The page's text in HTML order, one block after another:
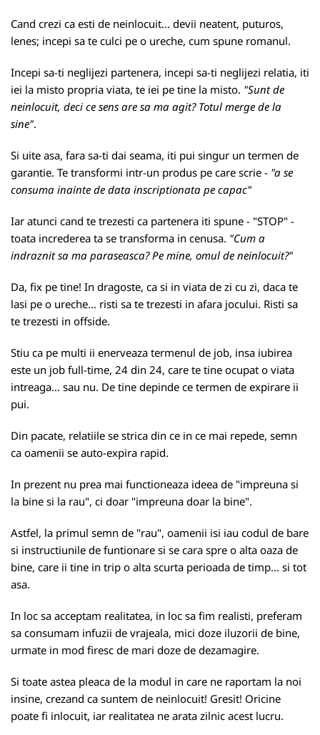
Cand crezi ca esti de neinlocuit... devii neatent, puturos,
lenes; incepi sa te culci pe o ureche, cum spune romanul.
Incepi sa-ti neglijezi partenera, incepi sa-ti neglijezi relatia, iti
iei la misto propria viata, te iei pe tine la misto. "Sunt de
neinlocuit, deci ce sens are sa ma agit? Totul merge de la
sine".
Si uite asa, fara sa-ti dai seama, iti pui singur un termen de
garantie. Te transformi intr-un produs pe care scrie - "a se
consuma inainte de data inscriptionata pe capac"
Iar atunci cand te trezesti ca partenera iti spune - "STOP" -
toata increderea ta se transforma in cenusa. "Cum a
indraznit sa ma paraseasca? Pe mine, omul de neinlocuit?"
Da, fix pe tine! In dragoste, ca si in viata de zi cu zi, daca te
lasi pe o ureche... risti sa te trezesti in afara jocului. Risti sa
te trezesti in offside.
Stiu ca pe multi ii enerveaza termenul de job, insa iubirea
este un job full-time, 24 din 24, care te tine ocupat o viata
intreaga... sau nu. De tine depinde ce termen de expirare ii
pui.
Din pacate, relatiile se strica din ce in ce mai repede, semn
ca oamenii se auto-expira rapid.
In prezent nu prea mai functioneaza ideea de "impreuna si
la bine si la rau", ci doar "impreuna doar la bine".
Astfel, la primul semn de "rau", oamenii isi iau codul de bare
si instructiunile de funtionare si se cara spre o alta oaza de
bine, care ii tine in trip o alta scurta perioada de timp... si tot
asa.
In loc sa acceptam realitatea, in loc sa fim realisti, preferam
sa consumam infuzii de vrajeala, mici doze iluzorii de bine,
urmate in mod firesc de mari doze de dezamagire.
Si toate astea pleaca de la modul in care ne raportam la noi
insine, crezand ca suntem de neinlocuit! Gresit! Oricine
poate fi inlocuit, iar realitatea ne arata zilnic acest lucru.